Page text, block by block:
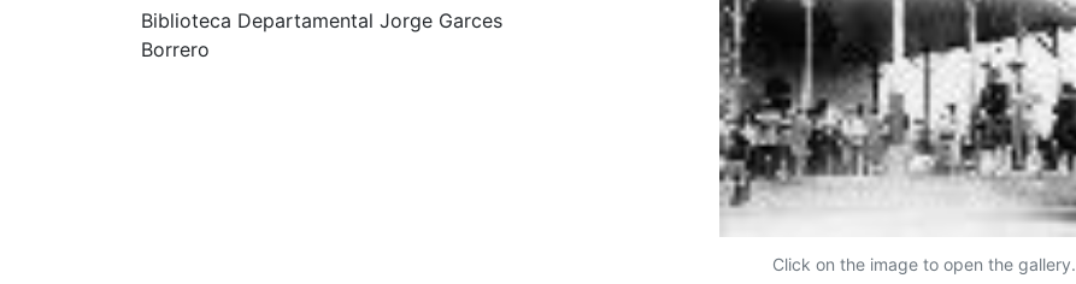
Biblioteca Departamental Jorge Garces
Borrero
Click on the image to open the gallery.